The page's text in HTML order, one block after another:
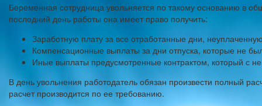
Беременная сотрудница увольняется по такому основанию в
последний день работы она имеет право получить:
Заработную плату за все отработанные дни,
Компенсационные выплаты за дни отпуска, которые не
Иные выплаты предусмотренные контрактом, который с
В день увольнения работодатель обязан произвести полный
расчет производится по ее требованию.